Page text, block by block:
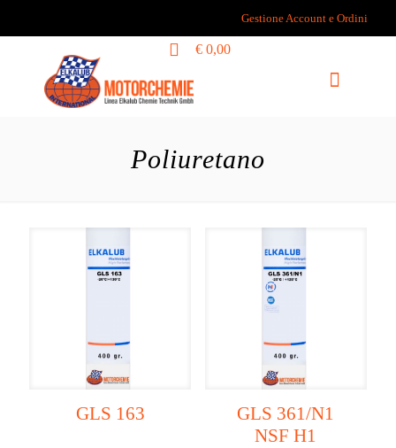
Gestione Account e Ordini
€ 0,00
Poliuretano
GLS 163
GLS 361/N1
NSF H1